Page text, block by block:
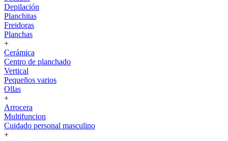
Depilación
Planchitas
Freidoras
Planchas
+
Cerámica
Centro de planchado
Vertical
Pequeños varios
Ollas
+
Arrocera
Multifuncion
Cuidado personal masculino
+